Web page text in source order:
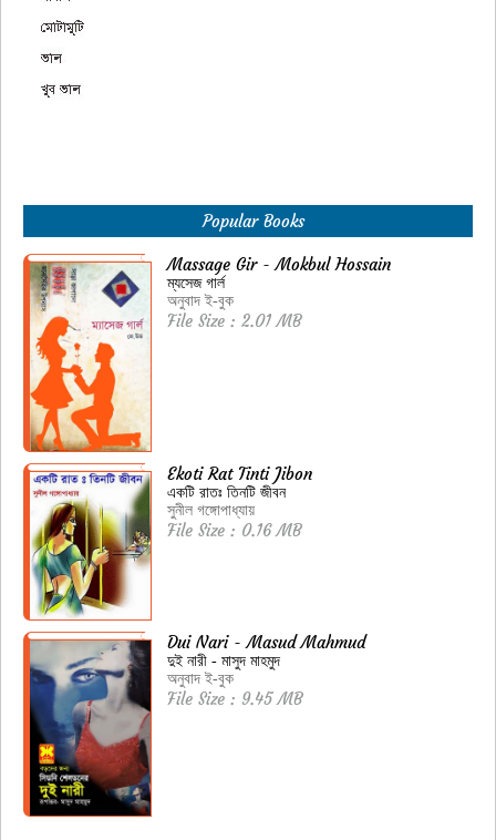
Popular Books
Massage Gir - Mokbul Hossain
ম্যসেজ গার্ল
অনুবাদ ই-বুক
File Size : 2.01 MB
Ekoti Rat Tinti Jibon
একটি রাতঃ তিনটি জীবন
সুনীল গঙ্গোপাধ্যায়
File Size : 0.16 MB
Dui Nari - Masud Mahmud
দুই নারী - মাসুদ মাহমুদ
অনুবাদ ই-বুক
File Size : 9.45 MB